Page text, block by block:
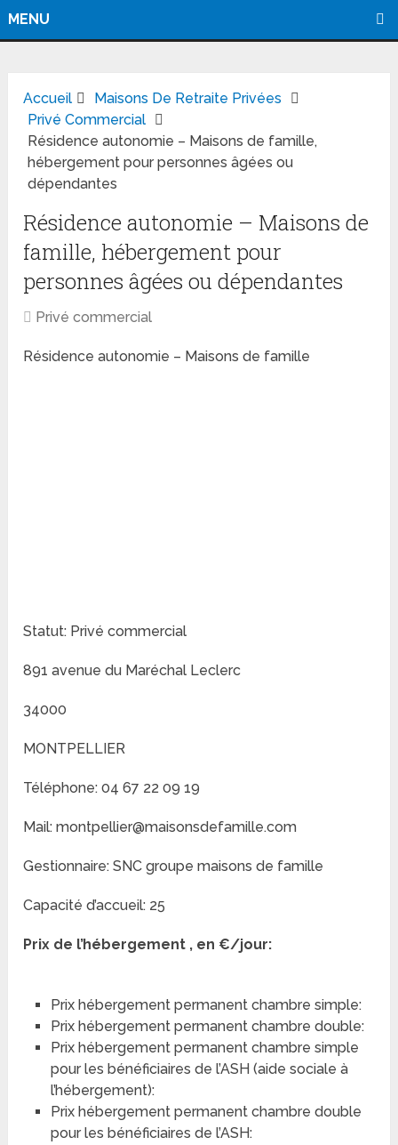
MENU
Accueil
Maisons De Retraite Privées
Privé Commercial
Résidence autonomie – Maisons de famille,
hébergement pour personnes âgées ou
dépendantes
Résidence autonomie – Maisons de
famille, hébergement pour
personnes âgées ou dépendantes
Privé commercial
Résidence autonomie – Maisons de famille
Statut: Privé commercial
891 avenue du Maréchal Leclerc
34000
MONTPELLIER
Téléphone: 04 67 22 09 19
Mail: montpellier@maisonsdefamille.com
Gestionnaire: SNC groupe maisons de famille
Capacité d’accueil: 25
Prix de l’hébergement , en €/jour:
Prix hébergement permanent chambre simple:
Prix hébergement permanent chambre double:
Prix hébergement permanent chambre simple
pour les bénéficiaires de l’ASH (aide sociale à
l’hébergement):
Prix hébergement permanent chambre double
pour les bénéficiaires de l’ASH: